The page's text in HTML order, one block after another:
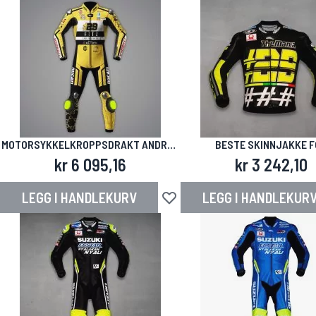
MOTORSYKKELKROPPSDRAKT ANDREA
IANNONE DUCATI SBK 2024
kr 6 095,16
LEGG I HANDLEKURV Legg til i ønskeliste
BESTE SKINNJAKKE
MOTORSYKKEL MOTOGP
kr 3 242,10
LEGG I